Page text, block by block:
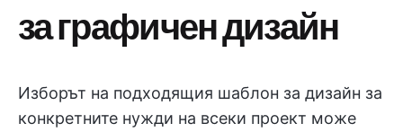
за графичен дизайн
Изборът на подходящия шаблон за дизайн за
конкретните нужди на всеки проект може